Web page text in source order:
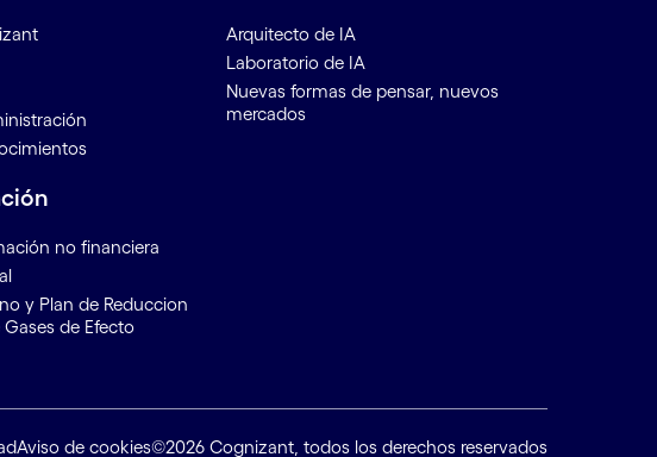
Arquitecto de IA
Laboratorio de IA
Nuevas formas de pensar, nuevos
mercados
no financiera
y Plan de Reduccion
de Efecto
Aviso de cookies©2026 Cognizant, todos los derechos reservados